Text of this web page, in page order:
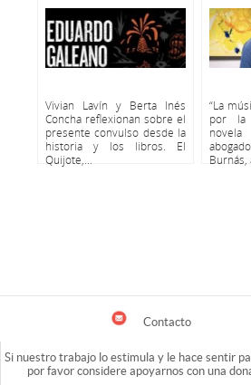
Vivian Lavín y Berta Inés
Concha reflexionan sobre el
presente convulso desde la
historia y los libros. El
Quijote,...
“La
por la
Burnás,
Contacto
Si nuestro trabajo lo estimula y le hace sentir
por favor considere apoyarnos con una